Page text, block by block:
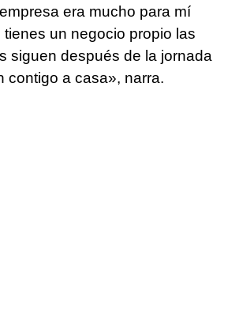
era mucho para mí
un negocio propio las
siguen después de la jornada
contigo a casa», narra.